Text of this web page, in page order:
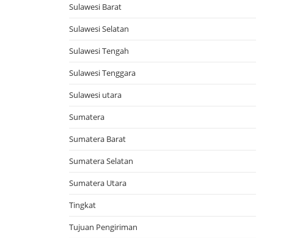
Sulawesi Barat
Sulawesi Selatan
Sulawesi Tengah
Sulawesi Tenggara
Sulawesi utara
Sumatera
Sumatera Barat
Sumatera Selatan
Sumatera Utara
Tingkat
Tujuan Pengiriman